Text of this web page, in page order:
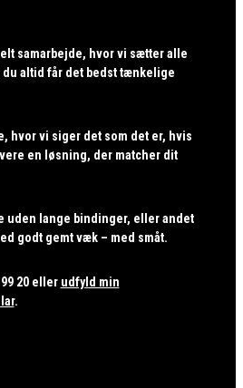
samarbejde, hvor vi sætter alle
du altid får det bedst tænkelige
hvor vi siger det som det er, hvis
en løsning, der matcher dit
uden lange bindinger, eller andet
godt gemt væk – med småt.
20eller udfyld min
.